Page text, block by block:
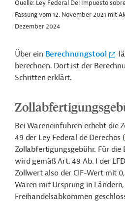
Quelle: Ley Federal Del Impuesto
Fassung vom 12. November 2021 mit
Dezember 2024
Über ein Berechnungstool
berechnen. Dort ist der
Schritten erklärt.
Bei Wareneinfuhren erhebt die
49 der Ley Federal de Derechos (
Zollabfertigungsgebühr. Für die
wird gemäß Art. 49 Ab. I der
Zollwert also der CIF-Wert mit
Waren mit Ursprung in
Freihandelsabkommen